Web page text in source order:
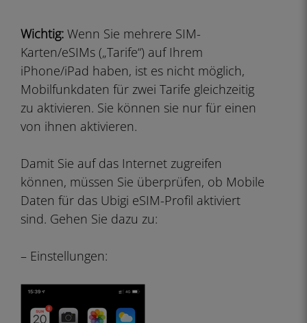
Wichtig: Wenn Sie mehrere SIM-
Karten/eSIMs („Tarife“) auf Ihrem
iPhone/iPad haben, ist es nicht möglich,
Mobilfunkdaten für zwei Tarife gleichzeitig
zu aktivieren. Sie können sie nur für einen
von ihnen aktivieren.
Damit Sie auf das Internet zugreifen
können, müssen Sie überprüfen, ob Mobile
Daten für das Ubigi eSIM-Profil aktiviert
sind. Gehen Sie dazu zu:
– Einstellungen: